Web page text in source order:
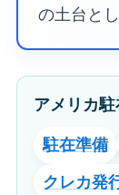
の土台と
アメリカ
駐在準備
クレカ発